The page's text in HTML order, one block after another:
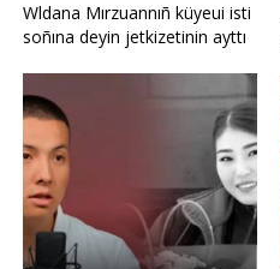
Wldana Mırzuannıñ küyeui isti
soñına deyin jetkizetinin ayttı